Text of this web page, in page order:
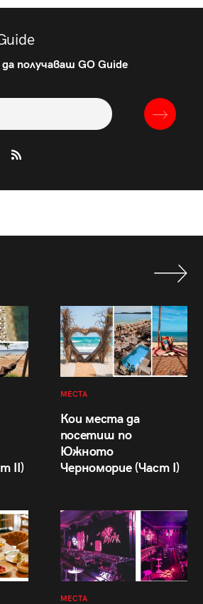
получаваш GO Guide
II)
МЕСТА
Кои места да
посетиш по
Южното
Черноморие (Част I)
МЕСТА